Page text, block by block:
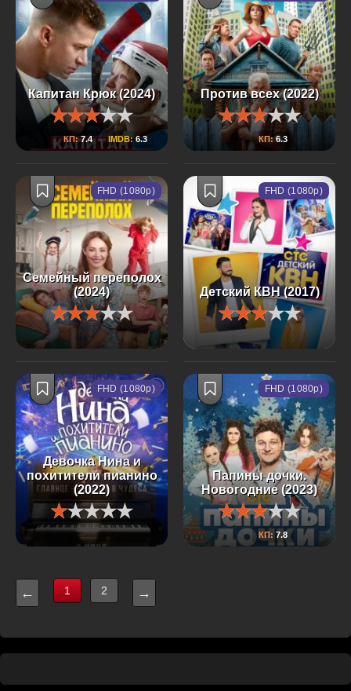
Капитан Крюк (2024)
КП:7.4 IMDB:6.3
Против всех (2022)
КП:6.3
Семейный переполох
(2024)
FHD (1080p)
Детский КВН (2017)
FHD (1080p)
Девочка Нина и
похитители пианино
(2022)
FHD (1080p)
Папины дочки.
Новогодние (2023)
КП: 7.8
FHD (1080p)
← 1 2 →